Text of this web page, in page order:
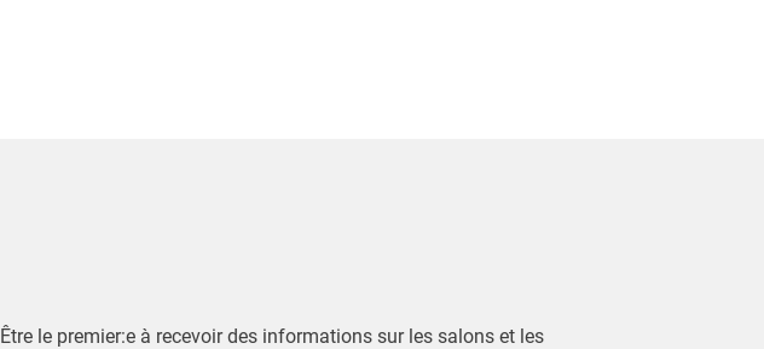
Être le premier:e à recevoir des informations sur les salons et les